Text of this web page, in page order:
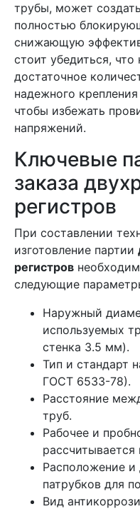
трубы, может
полностью
снижающую
стоит убедиться,
достаточное
надежного
чтобы избежать
напряжений.
Ключевые
заказа
регистров
При составлении
изготовление партии
регистров
следующие
Наружный
используемых
стенка 3.5 мм).
Тип и стандарт
ГОСТ 6533-78).
Расстояние
труб.
Рабочее и
рассчитывается
Расположение и
патрубков для
Вид